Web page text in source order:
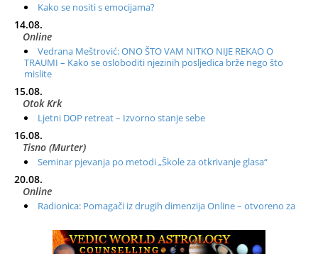
Kako se nositi s emocijama?
14.08.
Online
Vedrana Meštrović: ONO ŠTO VAM NITKO NIJE REKAO O
TRAUMI – Kako se osloboditi njezinih posljedica brže nego što
mislite
15.08.
Otok Krk
Ljetni DOP retreat – Izvorno stanje sebe
16.08.
Tisno (Murter)
Seminar pjevanja po metodi „Škole za otkrivanje glasa“
20.08.
Online
Radionica: Pomagači iz drugih dimenzija Online – otvoreno za
Zagreb+Online